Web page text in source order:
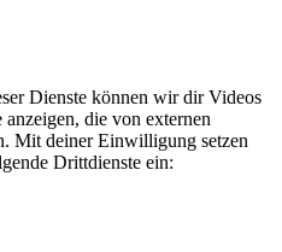
Dienste können wir dir Videos
die von externen
Mit deiner Einwilligung setzen
Drittdienste ein: